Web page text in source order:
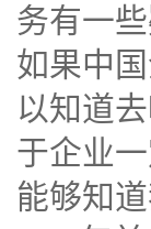
务有一
如果中
以知道
于企业
能够知